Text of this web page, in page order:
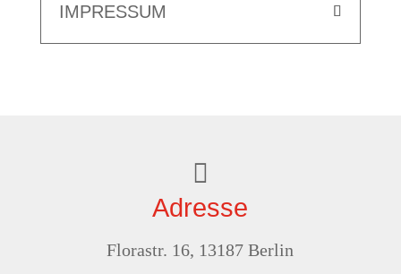
IMPRESSUM

Adresse
Florastr. 16, 13187 Berlin